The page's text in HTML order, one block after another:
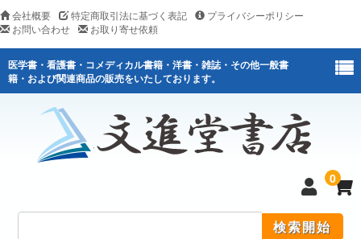
会社概要 特定商取引法に基づく表記
プライバシーポリシー
お問い合わせ
お取り寄せ依頼
医学書・看護書・コメディカル書籍・洋書・雑誌・その他一般書
籍・および関連商品の販売をいたしております。
0